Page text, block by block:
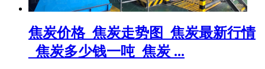
焦炭价格_焦炭走势图_焦炭最新行情
_焦炭多少钱一吨_焦炭 ...